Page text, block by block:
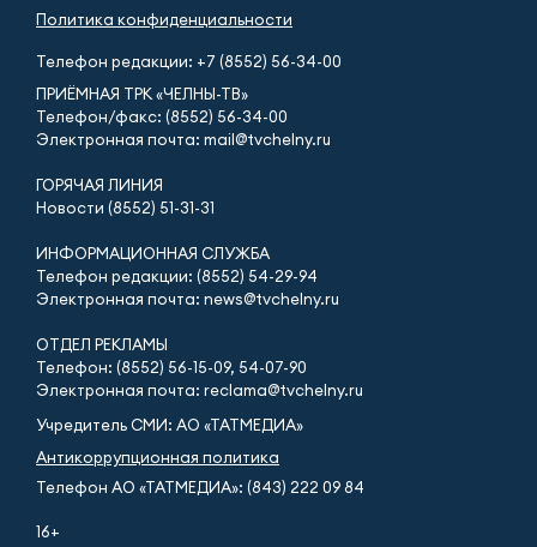
Политика конфиденциальности
Телефон редакции: +7 (8552) 56-34-00
ПРИЁМНАЯ ТРК «ЧЕЛНЫ-ТВ»
Телефон/факс: (8552) 56-34-00
Электронная почта: mail@tvchelny.ru
ГОРЯЧАЯ ЛИНИЯ
Новости (8552) 51-31-31
ИНФОРМАЦИОННАЯ СЛУЖБА
Телефон редакции: (8552) 54-29-94
Электронная почта: news@tvchelny.ru
ОТДЕЛ РЕКЛАМЫ
Телефон: (8552) 56-15-09, 54-07-90
Электронная почта: reclama@tvchelny.ru
Учредитель СМИ: АО «ТАТМЕДИА»
Антикоррупционная политика
Телефон АО «ТАТМЕДИА»: (843) 222 09 84
16+